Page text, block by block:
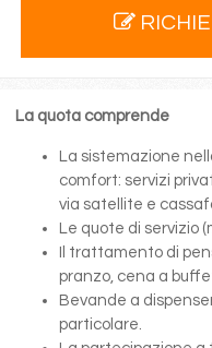
La quota comprende
La sistemazione
comfort: servizi
via satellite e
Le quote di servizio
Il trattamento di
pranzo, cena a
Bevande a
particolare.